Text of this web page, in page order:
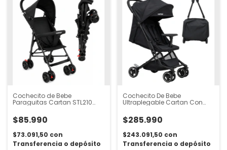
Cochecito de Bebe
Paraguitas Cartan STL210
Protección Uv
$85.990
$73.091,50 con
Transferencia o depósito
Cochecito De Bebe
Ultraplegable Cartan Con
Avión
$285.990
$243.091,50 con
Transferencia o depósito